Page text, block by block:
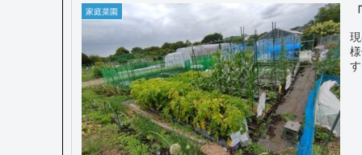
家庭菜園